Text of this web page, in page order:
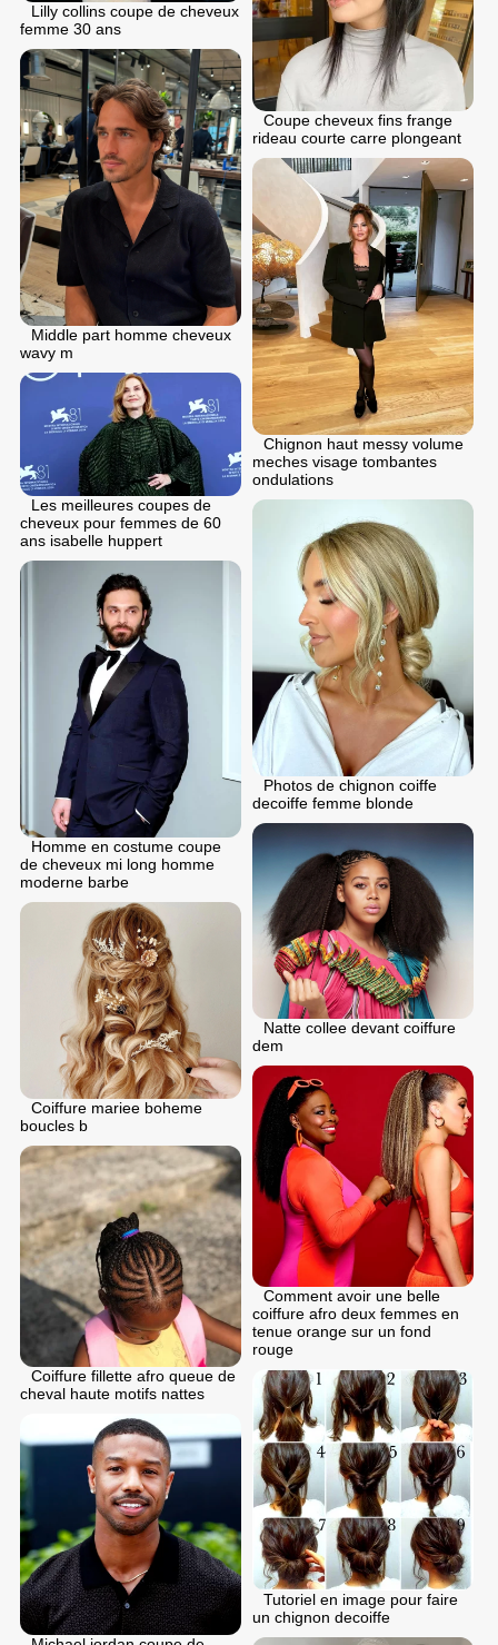
Lilly collins coupe de cheveux
femme 30 ans
Coupe cheveux fins frange
rideau courte carre plongeant
Middle part homme cheveux
wavy m
Chignon haut messy volume
meches visage tombantes
ondulations
Les meilleures coupes de
cheveux pour femmes de 60
ans isabelle huppert
Photos de chignon coiffe
decoiffe femme blonde
Homme en costume coupe
de cheveux mi long homme
moderne barbe
Natte collee devant coiffure
dem
Coiffure mariee boheme
boucles b
Comment avoir une belle
coiffure afro deux femmes en
tenue orange sur un fond
rouge
Coiffure fillette afro queue de
cheval haute motifs nattes
Tutoriel en image pour faire
un chignon decoiffe